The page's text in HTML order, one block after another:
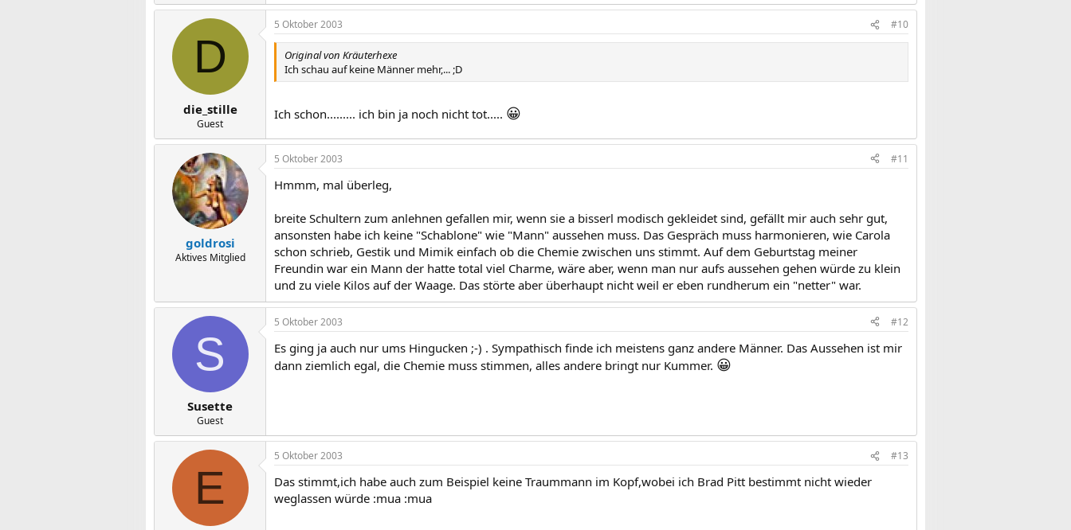
D
die_stille
Guest
5 Oktober 2003 #10
Original von Kräuterhexe
Ich schau auf keine Männer mehr,... ;D
Ich schon......... ich bin ja noch nicht tot..... 😀
goldrosi
Aktives Mitglied
5 Oktober 2003 #11
Hmmm, mal überleg,
breite Schultern zum anlehnen gefallen mir, wenn sie a bisserl modisch gekleidet sind, gefällt mir auch sehr gut,
ansonsten habe ich keine "Schablone" wie "Mann" aussehen muss. Das Gespräch muss harmonieren, wie Carola
schon schrieb, Gestik und Mimik einfach ob die Chemie zwischen uns stimmt. Auf dem Geburtstag meiner
Freundin war ein Mann der hatte total viel Charme, wäre aber, wenn man nur aufs aussehen gehen würde zu klein
und zu viele Kilos auf der Waage. Das störte aber überhaupt nicht weil er eben rundherum ein "netter" war.
S
Susette
Guest
5 Oktober 2003 #12
Es ging ja auch nur ums Hingucken ;-) . Sympathisch finde ich meistens ganz andere Männer. Das Aussehen ist mir
dann ziemlich egal, die Chemie muss stimmen, alles andere bringt nur Kummer. 😀
E
5 Oktober 2003 #13
Das stimmt,ich habe auch zum Beispiel keine Traummann im Kopf,wobei ich Brad Pitt bestimmt nicht wieder
weglassen würde :mua :mua